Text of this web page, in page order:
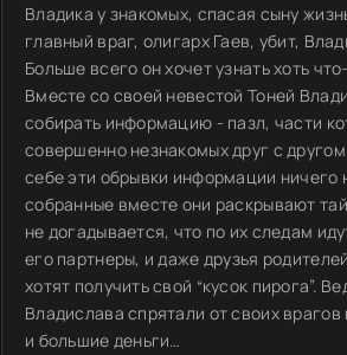
Владика у знакомых, спасая сыну
главный враг, олигарх Гаев, убит,
Больше всего он хочет узнать хоть
Вместе со своей невестой Тоней
собирать информацию - пазл, части
совершенно незнакомых друг с
себе эти обрывки информации ничего
собранные вместе они раскрывают
не догадывается, что по их следам
его партнеры, и даже друзья
хотят получить свой “кусок пирога”.
Владислава спрятали от своих врагов
и большие деньги…